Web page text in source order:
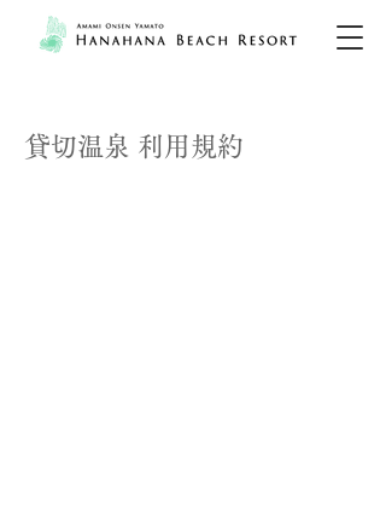
​貸切温泉 利用規約